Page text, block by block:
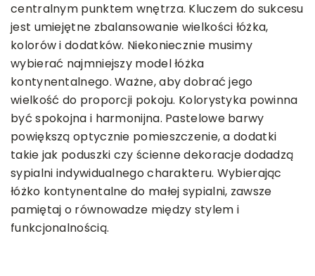
centralnym punktem wnętrza. Kluczem do sukcesu
jest umiejętne zbalansowanie wielkości łóżka,
kolorów i dodatków. Niekoniecznie musimy
wybierać najmniejszy model łóżka
kontynentalnego. Ważne, aby dobrać jego
wielkość do proporcji pokoju. Kolorystyka powinna
być spokojna i harmonijna. Pastelowe barwy
powiększą optycznie pomieszczenie, a dodatki
takie jak poduszki czy ścienne dekoracje dodadzą
sypialni indywidualnego charakteru. Wybierając
łóżko kontynentalne do małej sypialni, zawsze
pamiętaj o równowadze między stylem i
funkcjonalnością.